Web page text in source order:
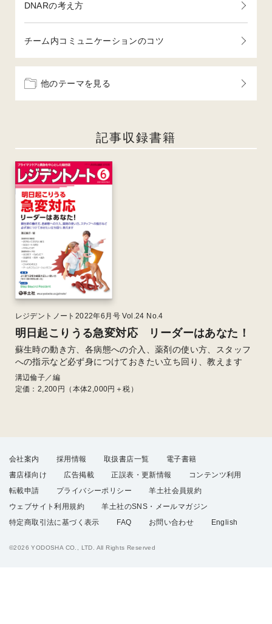
DNARの考え方
チーム内コミュニケーションのコツ
他のテーマを見る
記事収録書籍
レジデントノート2022年6月号 Vol.24 No.4
明日起こりうる急変対応 リーダーはあなた！
蘇生時の動き方、各病態への介入、薬剤の使い方、スタッフ
への指示など必ず身につけておきたい立ち回り、教えます
溝辺倫子／編
定価： 2,200 円（本体2,000円＋税）
会社案内 採用情報 取扱書店一覧
電子書籍
書店様向け
広告掲載 正誤表・更新情報
コンテンツ利用
転載申請
プライバシーポリシー
羊土社会員規約
ウェブサイト利用規約
羊土社のSNS・メールマガジン
特定商取引法に基づく表示
FAQ お問い合わせ English
©2026 YODOSHA CO., LTD. All Rights Reserved